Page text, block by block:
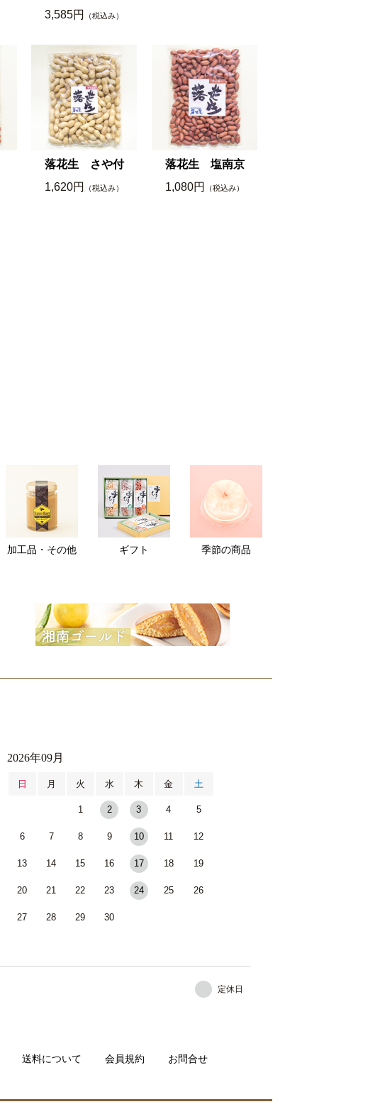
3,585円
（税込み）
落花生 さや付
1,620円
（税込み）
落花生 塩南京
1,080円
（税込み）
加工品・その他 ギフト 季節の商品
2026年09月
日 月 火 水 木 金 土
1 2 3 4 5
6 7 8 9 10 11 12
13 14 15 16 17 18 19
20 21 22 23 24 25 26
27 28 29 30
定休日
送料について 会員規約 お問合せ